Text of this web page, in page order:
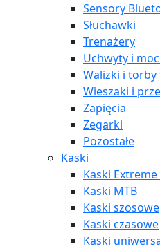
Sensory
Słuchawki
Trenażery
Uchwyty i
Walizki i
Wieszaki i
Zapięcia
Zegarki
Pozostałe
Kaski
Kaski Extreme
Kaski MTB
Kaski szosowe
Kaski czasowe
Kaski